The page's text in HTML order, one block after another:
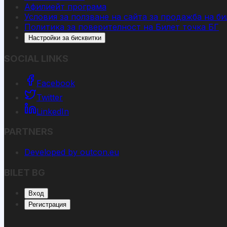
Афилиейт програма
Условия за ползване на сайта за продажба на
Политика за поверителност на Билет точка БГ
Настройки за бисквитки
SOCIAL LINKS
Facebook
Twitter
LinkedIn
PARTNERS
Developed by outcon.eu
BILET BG
Вход
Регистрация